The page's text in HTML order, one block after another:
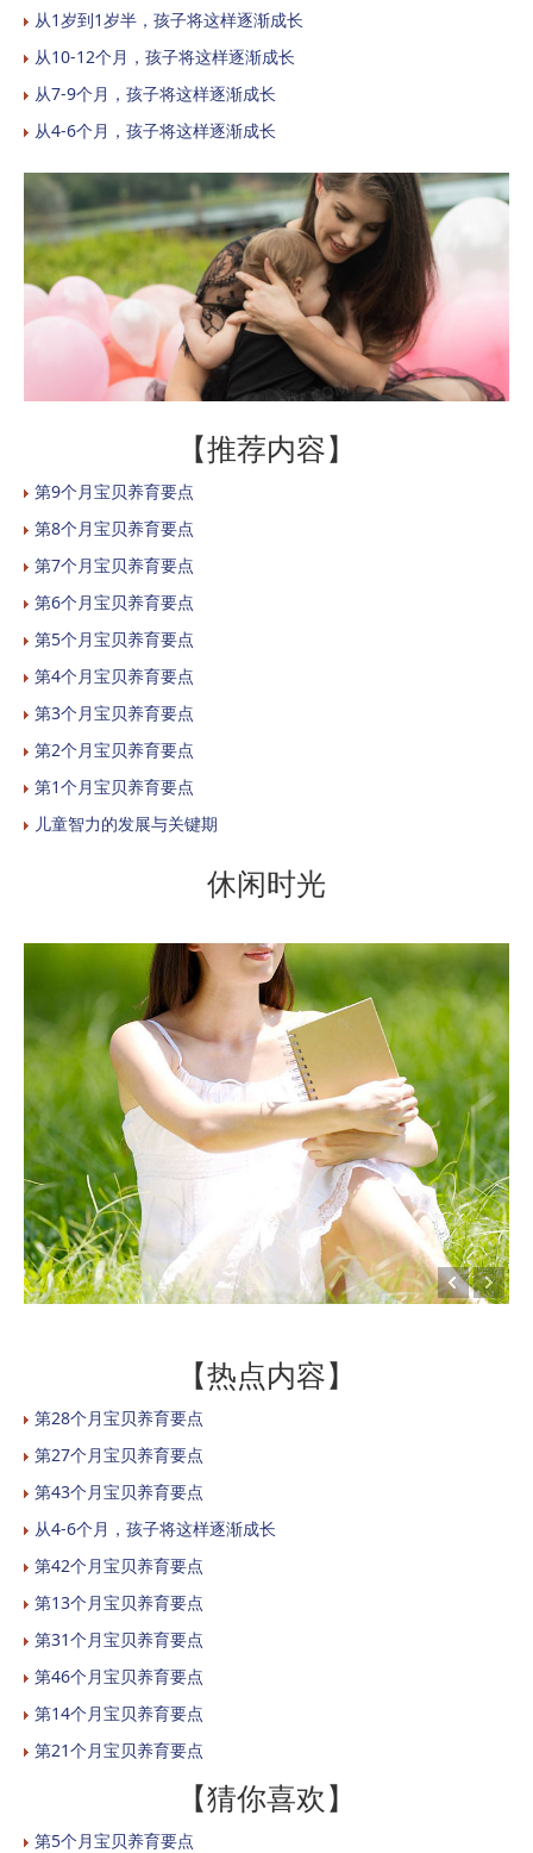
从1岁到1岁半，孩子将这样逐渐成长
从10-12个月，孩子将这样逐渐成长
从7-9个月，孩子将这样逐渐成长
从4-6个月，孩子将这样逐渐成长
【推荐内容】
第9个月宝贝养育要点
第8个月宝贝养育要点
第7个月宝贝养育要点
第6个月宝贝养育要点
第5个月宝贝养育要点
第4个月宝贝养育要点
第3个月宝贝养育要点
第2个月宝贝养育要点
第1个月宝贝养育要点
儿童智力的发展与关键期
休闲时光
【热点内容】
第28个月宝贝养育要点
第27个月宝贝养育要点
第43个月宝贝养育要点
从4-6个月，孩子将这样逐渐成长
第42个月宝贝养育要点
第13个月宝贝养育要点
第31个月宝贝养育要点
第46个月宝贝养育要点
第14个月宝贝养育要点
第21个月宝贝养育要点
【猜你喜欢】
第5个月宝贝养育要点